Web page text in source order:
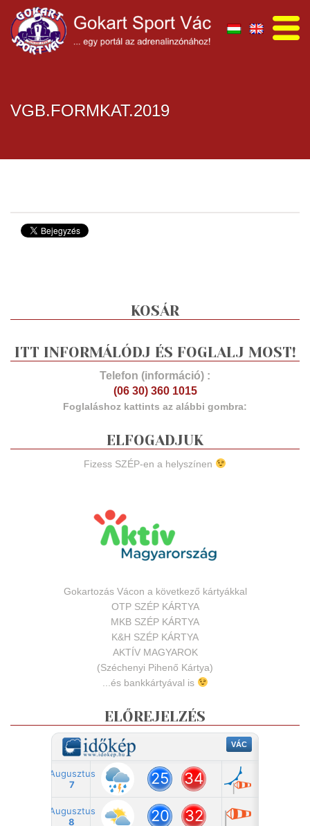
VGB.FORMKAT.2019
KOSÁR
ITT INFORMÁLÓDJ ÉS FOGLALJ MOST!
Telefon (információ) :
(06 30) 360 1015
Foglaláshoz kattints az alábbi gombra:
ELFOGADJUK
Fizess SZÉP-en a helyszínen
Gokartozás Vácon a következő kártyákkal
OTP SZÉP KÁRTYA
MKB SZÉP KÁRTYA
K&H SZÉP KÁRTYA
AKTÍV MAGYAROK
(Széchenyi Pihenő Kártya)
...és bankkártyával is
ELŐREJELZÉS